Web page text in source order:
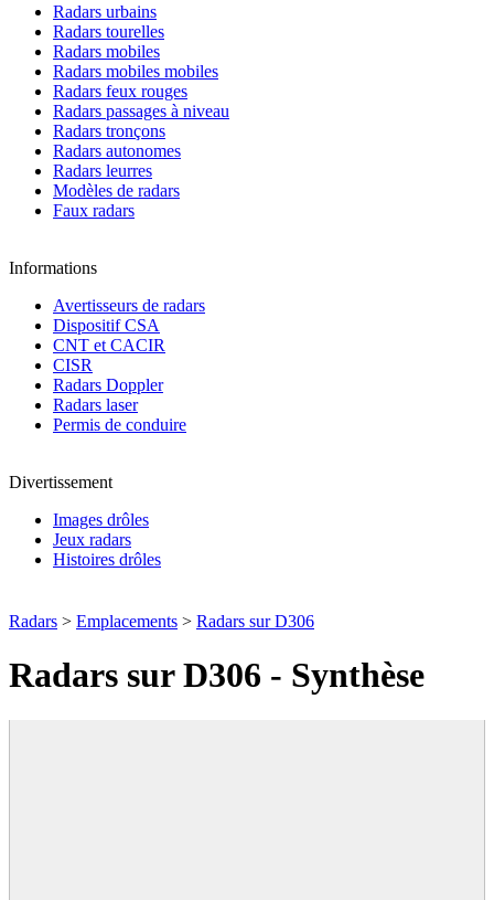
Radars urbains
Radars tourelles
Radars mobiles
Radars mobiles mobiles
Radars feux rouges
Radars passages à niveau
Radars tronçons
Radars autonomes
Radars leurres
Modèles de radars
Faux radars
Informations
Avertisseurs de radars
Dispositif CSA
CNT et CACIR
CISR
Radars Doppler
Radars laser
Permis de conduire
Divertissement
Images drôles
Jeux radars
Histoires drôles
Radars > Emplacements > Radars sur D306
Radars sur D306 - Synthèse